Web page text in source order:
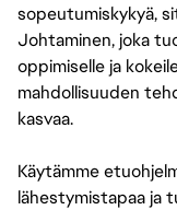
sopeutumiskykyä,
Johtaminen, joka
oppimiselle ja
mahdollisuuden
kasvaa.
Käytämme
lähestymistapaa ja